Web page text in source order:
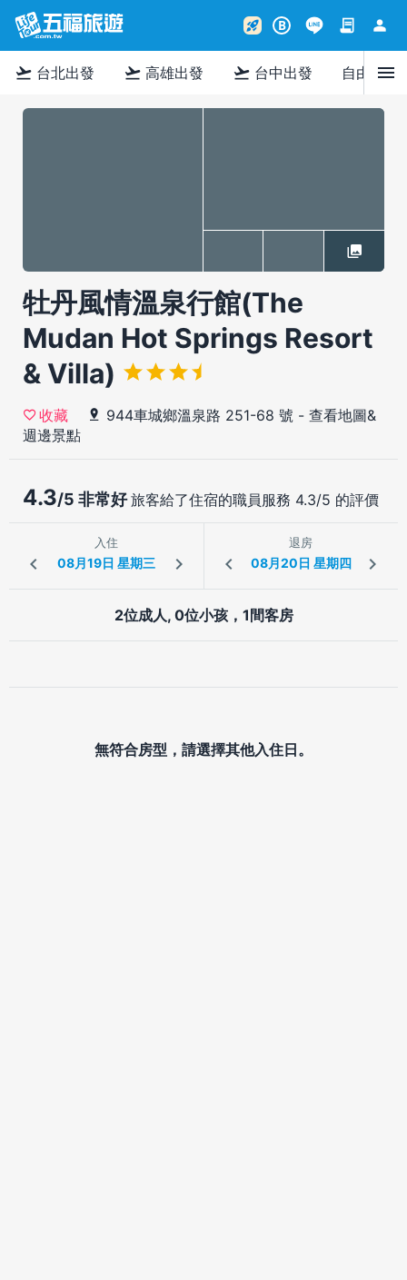
rocket_launch B contract person
flight_takeoff 台北出發 flight_takeoff 高雄出發 flight_takeoff 台中出發 自由行menu
牡丹風情溫泉行館(The
Mudan Hot Springs Resort
& Villa)
收藏 944車城鄉溫泉路 251-68 號 - 查看地圖&
週邊景點
4.3/5 非常好旅客給了住宿的職員服務 4.3/5 的評價
入住 退房
2位成人, 0位小孩，1間客房
無符合房型，請選擇其他入住日。